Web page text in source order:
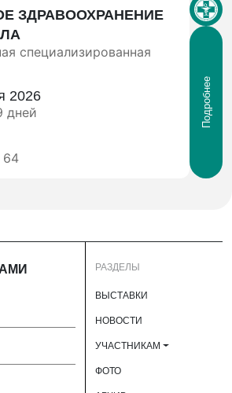
ЗДРАВООХРАНЕНИЕ
специализированная
2026
дней
64
Подробнее
РАЗДЕЛЫ
ВЫСТАВКИ
НОВОСТИ
УЧАСТНИКАМ
ФОТО